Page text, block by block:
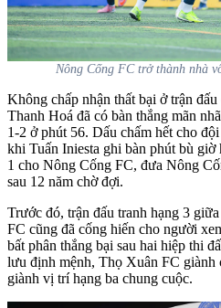
Nông Cống FC trở thành nhà
Không chấp nhận thất bại ở trận
Thanh Hoá đã có bàn thắng mãn
1-2 ở phút 56. Dấu chấm hết cho
khi Tuấn Iniesta ghi bàn phút bù
1 cho Nông Cống FC, đưa Nông
sau 12 năm chờ đợi.
Trước đó, trận đấu tranh hạng 3
FC cũng đã cống hiến cho người
bất phân thắng bại sau hai hiệp thi
lưu định mệnh, Thọ Xuân FC giành
giành vị trí hạng ba chung cuộc.